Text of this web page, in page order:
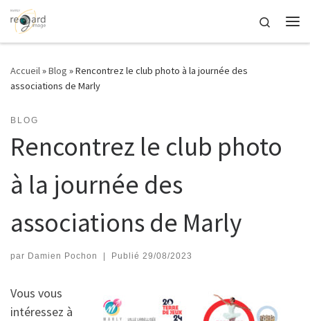
Passer au contenu
Search
Accueil»Blog »Rencontrez le club photo à la journée des
associations de Marly
BLOG
Rencontrez le club photo
à la journée des
associations de Marly
par Damien Pochon | Publié 29/08/2023
Vous vous
intéressez à